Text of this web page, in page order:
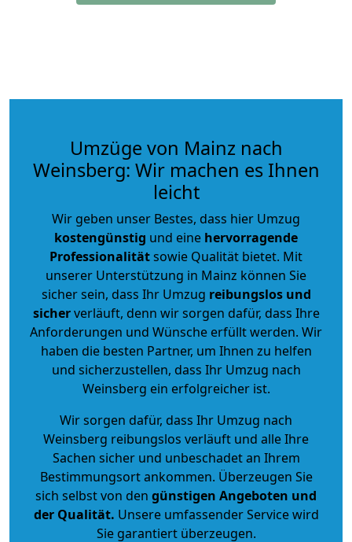
Umzüge von Mainz nach
Weinsberg: Wir machen es Ihnen
leicht
Wir geben unser Bestes, dass hier Umzug
kostengünstig und eine hervorragende
Professionalitätsowie Qualität bietet. Mit
unserer Unterstützung in Mainz können Sie
sicher sein, dass Ihr Umzug reibungslos und
sicherverläuft, denn wir sorgen dafür, dass Ihre
Anforderungen und Wünsche erfüllt werden. Wir
haben die besten Partner, um Ihnen zu helfen
und sicherzustellen, dass Ihr Umzug nach
Weinsberg ein erfolgreicher ist.
Wir sorgen dafür, dass Ihr Umzug nach
Weinsberg reibungslos verläuft und alle Ihre
Sachen sicher und unbeschadet an Ihrem
Bestimmungsort ankommen. Überzeugen Sie
sich selbst von den günstigen Angeboten und
der Qualität. Unsere umfassender Service wird
Sie garantiert überzeugen.